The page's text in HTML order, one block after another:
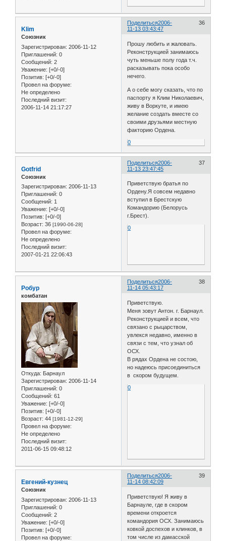
Поделиться 36
2006-
11-13 03:43:47
Klim
Союзник
Зарегистрирован: 2006-11-12
Приглашений: 0
Сообщений: 2
Уважение: [+0/-0]
Позитив: [+0/-0]
Провел на форуме:
Не определено
Последний визит:
2006-11-14 21:17:27
Прошу любить и жаловать.
Реконструкцией занимаюсь
чуть меньше полу года т.ч.
расказывать пока особо
нечего.
А о себе могу сказать, что по
паспорту я Клим Николаевич,
живу в Воркуте, и имею
желание создать вместе со
своими друзьями местную
факторию Ордена.
0
Поделиться 37
2006-
11-13 23:47:45
Gotfrid
Союзник
Зарегистрирован: 2006-11-13
Приглашений: 0
Сообщений: 1
Уважение: [+0/-0]
Позитив: [+0/-0]
Возраст: 36 [1990-06-28]
Провел на форуме:
Не определено
Последний визит:
2007-01-21 22:06:43
Приветствую братья по
Ордену.Я совсем недавно
вступил в Брестскую
Командорию (Белорусь
г.Брест).
0
Поделиться 38
2006-
11-14 05:43:17
Робур
комбатан
Откуда: Барнаул
Зарегистрирован: 2006-11-14
Приглашений: 0
Сообщений: 61
Уважение: [+0/-0]
Позитив: [+0/-0]
Возраст: 44 [1981-12-29]
Провел на форуме:
Не определено
Последний визит:
2011-06-15 09:48:12
Приветствую.
Меня зовут Антон. г. Барнаул.
Реконструкцией и всем, что
связано с рыцарством,
увлекся недавно, именно в
связи с тем, что узнал об
ОСХ.
В рядах Ордена не состою,
но надеюсь присоединиться
в скором будущем.
0
Поделиться 39
2006-
11-14 08:42:09
Евгений-кузнец
Союзник
Зарегистрирован: 2006-11-13
Приглашений: 0
Сообщений: 2
Уважение: [+0/-0]
Позитив: [+0/-0]
Провел на форуме:
Приветствую! Я живу в
Барнауле, где в скором
времени откроется
командория ОСХ. Занимаюсь
ковкой доспехов и клинков, в
том числе из дамасской